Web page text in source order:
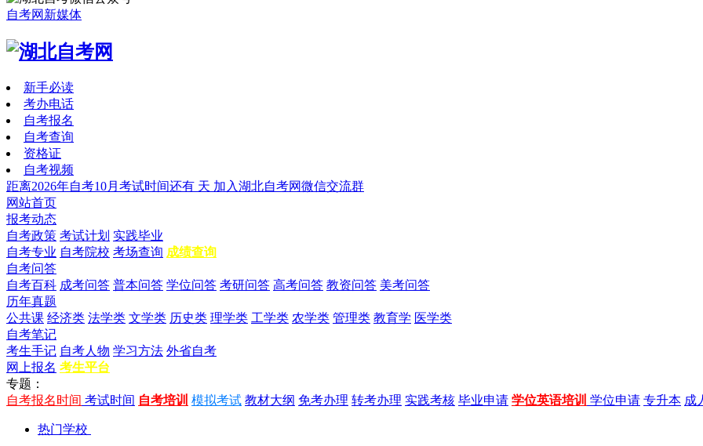
自考网新媒体
新手必读
考办电话
自考报名
自考查询
资格证
自考视频
距离2026年自考10月考试时间还有 天 加入湖北自考网微信交流群
网站首页
报考动态
自考政策 考试计划 实践毕业
自考专业 自考院校 考场查询 成绩查询
自考问答
自考百科 成考问答 普本问答 学位问答 考研问答 高考问答 教资问答 美考问答
历年真题
公共课 经济类 法学类 文学类 历史类 理学类 工学类 农学类 管理类 教育学 医学类
自考笔记
考生手记 自考人物 学习方法 外省自考
网上报名 考生平台
专题：
自考报名时间 考试时间 自考培训 模拟考试 教材大纲 免考办理 转考办理 实践考核 毕业申请 学位英语培训 学位申请 专升本 成
热门学校